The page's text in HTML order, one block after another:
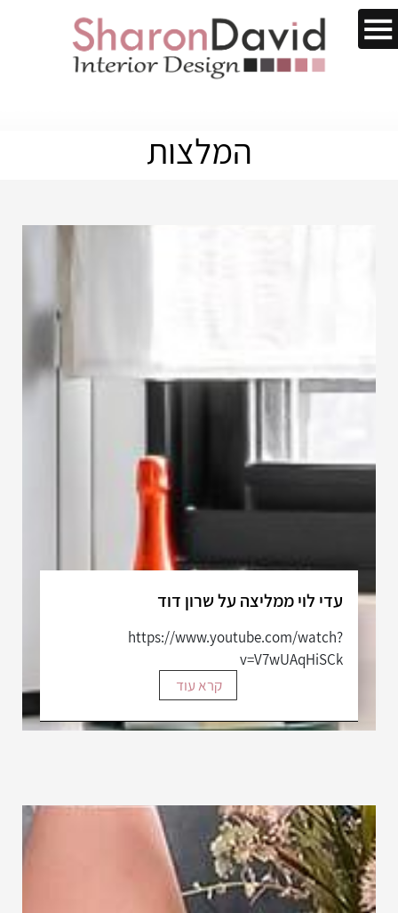
המלצות
עדי לוי ממליצה על שרון דוד
https://www.youtube.com/watch?
v=V7wUAqHiSCk
קרא עוד